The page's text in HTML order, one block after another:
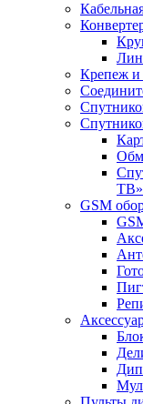
Крепеж
GSM